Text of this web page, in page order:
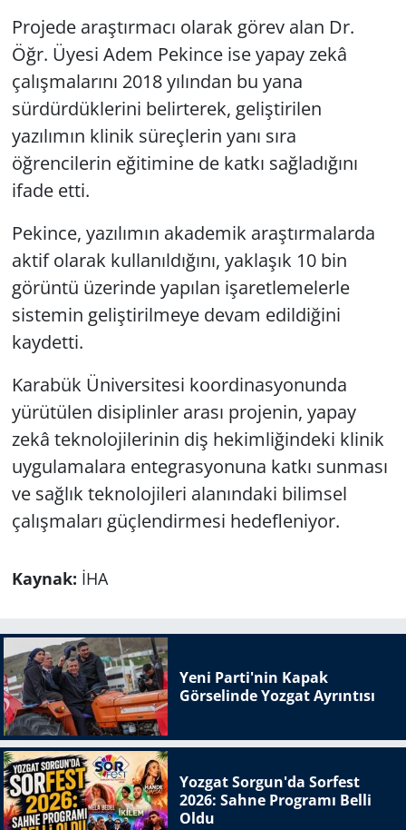
Projede araştırmacı olarak görev alan Dr.
Öğr. Üyesi Adem Pekince ise yapay zekâ
çalışmalarını 2018 yılından bu yana
sürdürdüklerini belirterek, geliştirilen
yazılımın klinik süreçlerin yanı sıra
öğrencilerin eğitimine de katkı sağladığını
ifade etti.
Pekince, yazılımın akademik araştırmalarda
aktif olarak kullanıldığını, yaklaşık 10 bin
görüntü üzerinde yapılan işaretlemelerle
sistemin geliştirilmeye devam edildiğini
kaydetti.
Karabük Üniversitesi koordinasyonunda
yürütülen disiplinler arası projenin, yapay
zekâ teknolojilerinin diş hekimliğindeki klinik
uygulamalara entegrasyonuna katkı sunması
ve sağlık teknolojileri alanındaki bilimsel
çalışmaları güçlendirmesi hedefleniyor.
Kaynak: İHA
Yeni Parti'nin Kapak
Görselinde Yozgat Ayrıntısı
Yozgat Sorgun'da Sorfest
2026: Sahne Programı Belli
Oldu